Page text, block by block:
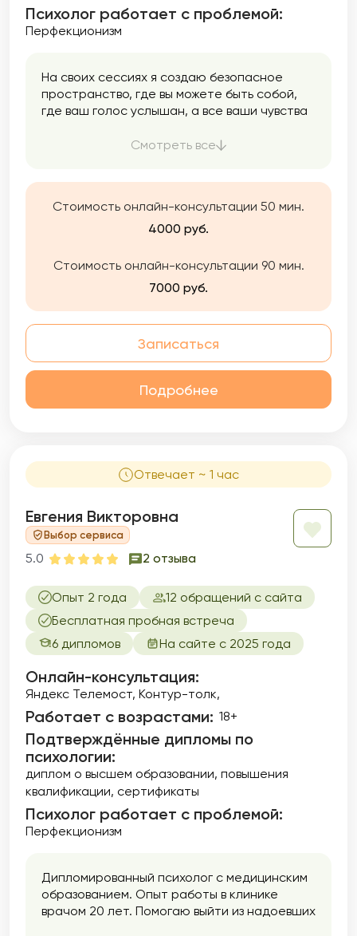
Психолог работает с проблемой:
Перфекционизм
На своих сессиях я создаю безопасное
пространство, где вы можете быть собой,
где ваш голос услышан, а все ваши чувства
Смотреть все
Стоимость онлайн-консультации 50 мин.
4000 руб.
Стоимость онлайн-консультации 90 мин.
7000 руб.
Записаться
Подробнее
Отвечает ~ 1 час
Евгения Викторовна
Выбор сервиса
5.0 2 отзыва
Опыт 2 года
12 обращений с сайта
Бесплатная пробная встреча
6 дипломов
На сайте с 2025 года
Онлайн-консультация:
Яндекс Телемост, Контур-толк,
Работает с возрастами: 18+
Подтверждённые дипломы по
психологии:
диплом о высшем образовании повышения
квалификации сертификаты
Психолог работает с проблемой:
Перфекционизм
Дипломированный психолог с медицинским
образованием. Опыт работы в клинике
врачом 20 лет. Помогаю выйти из надоевших